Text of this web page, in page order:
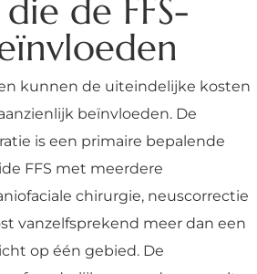
de FFS-
kunnen de uiteindelijke kosten
beïnvloeden. De
is een primaire bepalende
FFS met meerdere
chirurgie, neuscorrectie
vanzelfsprekend meer dan een
op één gebied. De